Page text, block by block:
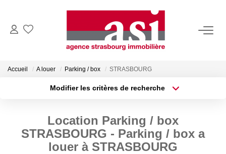
VENDRE
Estimez Votre Bien
Pourquoi Nous Choisir ?
ACHETER
Accueil A louer Parking / box STRASBOURG
Modifier les critères de recherche
Type de bien
Budget max Plus de critères
Location Parking / box
STRASBOURG - Parking / box a
louer à STRASBOURG